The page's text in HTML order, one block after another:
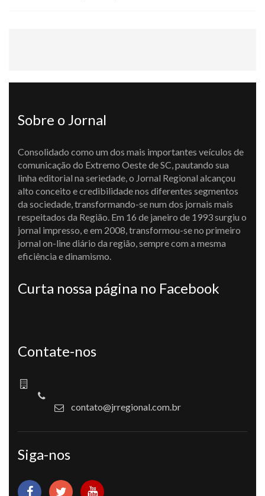
Sobre o Jornal
Consolidado como um dos mais importantes veículos de
comunicação do Extremo Oeste de SC, pautando sua
linha editorial na seriedade, o Jornal Regional alcançou
alto conceito e credibilidade nos diferentes segmentos
da sociedade, transformando-se num dos jornais mais
respeitados da Região. Em 16 de janeiro de 1993 surgiu o
jornal impresso, e em 2008, transformou-se no primeiro
jornal on-line diário da região, sempre com a mesma
eficiência e dinamismo.
Curta nossa página no Facebook
Contate-nos
contato@jrregional.com.br
Siga-nos